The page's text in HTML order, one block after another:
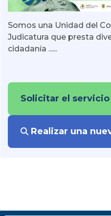
Somos una Unidad del
Judicatura que presta
cidadanía ......
Solicitar el servicio
Realizar una